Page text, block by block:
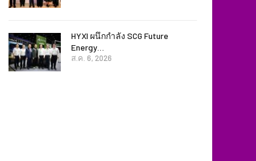
HYXI ผนึกกำลัง SCG Future
Energy…
ส.ค. 6, 2026